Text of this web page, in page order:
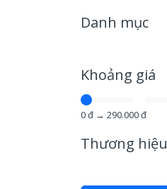
Danh mục
Khoảng giá
0đ → 290.000đ
Thương hiệu